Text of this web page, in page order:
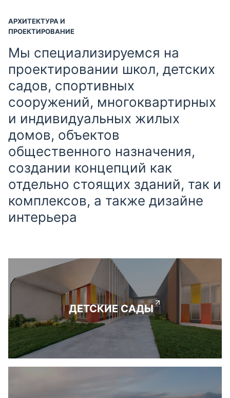
АРХИТЕКТУРА И
ПРОЕКТИРОВАНИЕ
Мы специализируемся на
проектировании школ, детских
садов, спортивных
сооружений, многоквартирных
и индивидуальных жилых
домов, объектов
общественного назначения,
создании концепций как
отдельно стоящих зданий, так и
комплексов, а также дизайне
интерьера
ДЕТСКИЕ САДЫ